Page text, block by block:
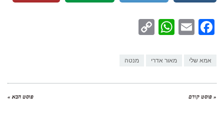
Facebook
Email
WhatsApp
אמא שלי מאור אדרי מנטה
« פוסט קודם פוסט הבא »